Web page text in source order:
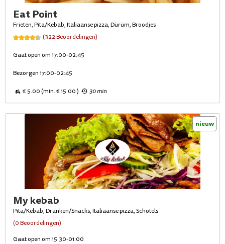
Eat Point
Frieten, Pita/Kebab, Italiaanse pizza, Dürüm, Broodjes
(322 Beoordelingen)
Gaat open om 17:00-02:45
Bezorgen 17:00-02:45
€ 5.00 (min. € 15.00 ) 30 min
My kebab
Pita/Kebab, Dranken/Snacks, Italiaanse pizza, Schotels
(0 Beoordelingen)
Gaat open om 15:30-01:00
nieuw